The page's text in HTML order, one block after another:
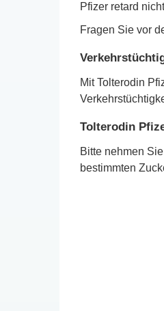
Pfizer retard
Fragen Sie vor
Mit Tolterodin
Tolterodin
Bitte nehmen
bestimmten